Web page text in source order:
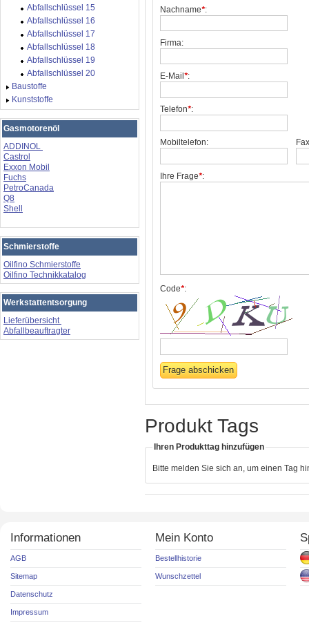
Nachname*:
Firma:
E-Mail *:
Telefon*:
Mobiltelefon:
Ihre Frage*:
Code*:
Produkt Tags
Ihren Produkttag hinzufügen
Bitte melden Sie sich an, um einen Tag
Abfallschlüssel 15
Abfallschlüssel 16
Abfallschlüssel 17
Abfallschlüssel 18
Abfallschlüssel 19
Abfallschlüssel 20
Baustoffe
Kunststoffe
Gasmotorenöl
ADDINOL
Castrol
Exxon Mobil
Fuchs
PetroCanada
Q8
Shell
Schmierstoffe
Oilfino Schmierstoffe
Oilfino Technikkatalog
Werkstattentsorgung
Lieferübersicht
Abfallbeauftragter
Informationen
AGB
Sitemap
Datenschutz
Impressum
Mein Konto
Bestellhistorie
Wunschzettel